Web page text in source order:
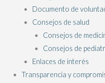
Documento de
Consejos de salud
Consejos de
Consejos de
Enlaces de interés
Transparencia y